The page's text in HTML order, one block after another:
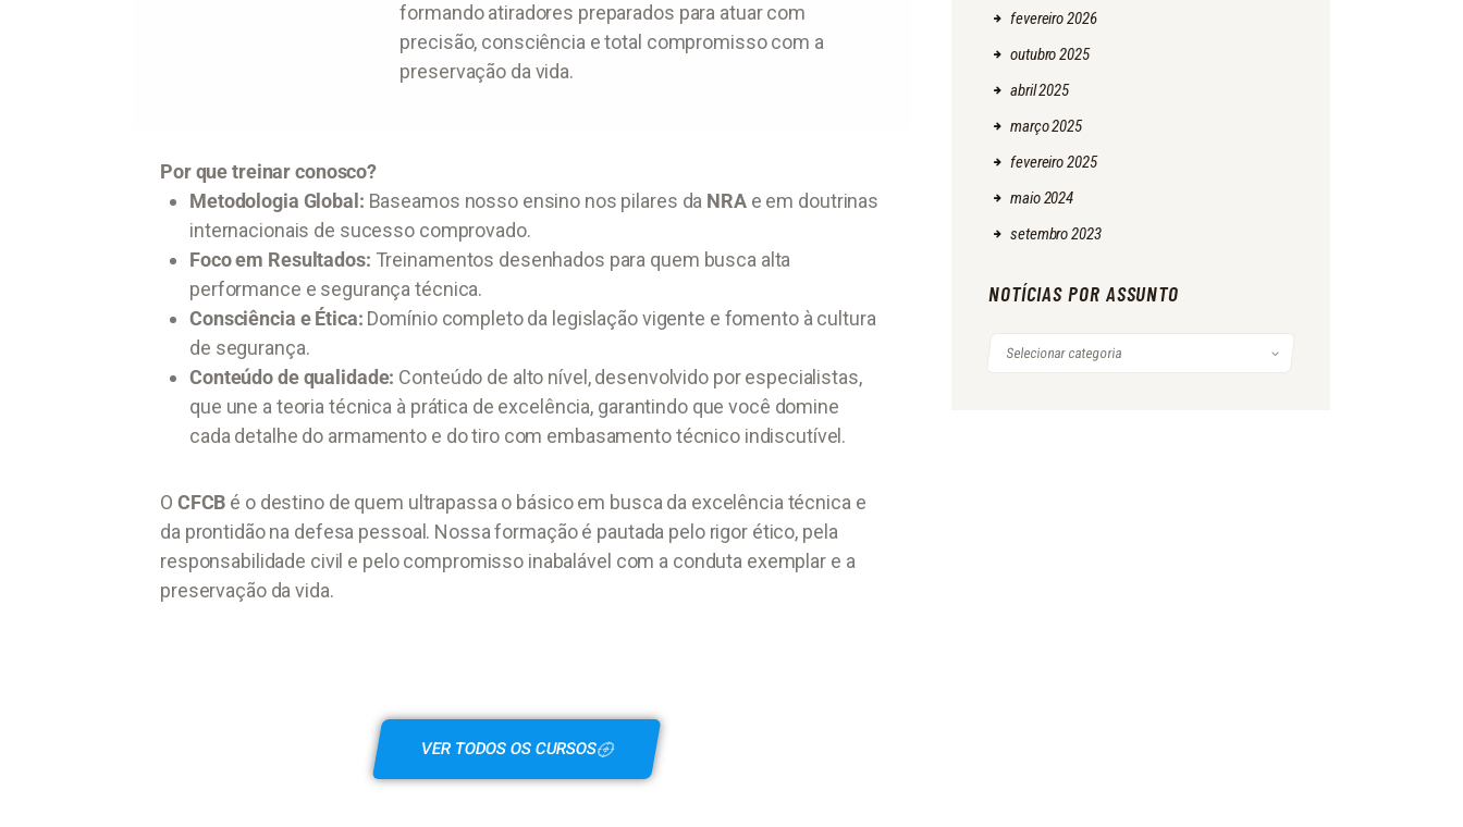
formando atiradores preparados para atuar com
precisão, consciência e total compromisso com a
preservação da vida.
Por que treinar conosco?
Metodologia Global: Baseamos nosso ensino nos pilares da NRAe em doutrinas
internacionais de sucesso comprovado.
Foco em Resultados: Treinamentos desenhados para quem busca alta
performance e segurança técnica.
Consciência e Ética: Domínio completo da legislação vigente e fomento à cultura
de segurança.
Conteúdo de qualidade: Conteúdo de alto nível, desenvolvido por especialistas,
que une a teoria técnica à prática de excelência, garantindo que você domine
cada detalhe do armamento e do tiro com embasamento técnico indiscutível.
O CFCB é o destino de quem ultrapassa o básico em busca da excelência técnica e
da prontidão na defesa pessoal. Nossa formação é pautada pelo rigor ético, pela
responsabilidade civil e pelo compromisso inabalável com a conduta exemplar e a
preservação da vida.
VER TODOS OS CURSOS
fevereiro2026
outubro2025
abril2025
março2025
fevereiro2025
maio2024
setembro2023
NOTÍCIAS POR ASSUNTO